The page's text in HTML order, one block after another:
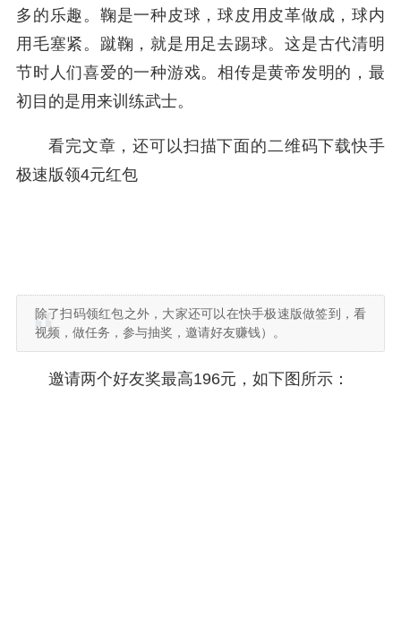
多的乐趣。鞠是一种皮球，球皮用皮革做成，球内
用毛塞紧。蹴鞠，就是用足去踢球。这是古代清明
节时人们喜爱的一种游戏。相传是黄帝发明的，最
初目的是用来训练武士。
看完文章，还可以扫描下面的二维码下载快手
极速版领4元红包
除了扫码领红包之外，大家还可以在快手极速版做签到，看
视频，做任务，参与抽奖，邀请好友赚钱）。
邀请两个好友奖最高196元，如下图所示：